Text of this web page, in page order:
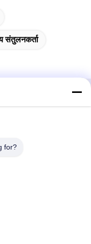
संतुलनकर्ता
चीन, 518106
for?